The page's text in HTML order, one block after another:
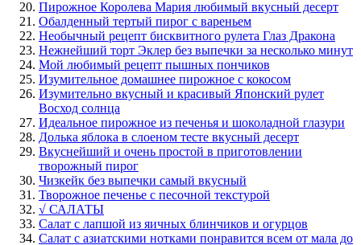
Пирожное Королева Мария любимый вкусный десерт
Обалденный тертый пирог с вареньем
Необычный рецепт бисквитного рулета Глаз Дракона
Нежнейший торт Эклер без выпечки за несколько минут
Мой любимый рецепт пышных пончиков
Изумительное домашнее пирожное с кокосом
Изумительно вкусный и красивый Японский рулет
Восход солнца
Идеальное пирожное из печенья и шоколадной глазури
Долька яблока в слоеном тесте вкусный десерт
Вкуснейший и очень простой в приготовлении
творожный пирог
Чизкейк без выпечки самый вкусный
Творожное печенье с песочной текстурой
√ САЛАТЫ
Салат с лапшой из яичных блинчиков и огурцов
Салат с азиатскими нотками понравится всем от мала до